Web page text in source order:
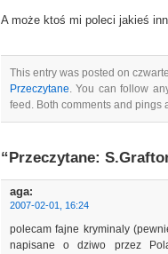
A może ktoś mi poleci jakieś
This entry was posted on
Przeczytane. You can follow
feed. Both comments and pings
“Przeczytane:
aga:
2007-02-01, 16:24
polecam fajne kryminaly
napisane o dziwo przez